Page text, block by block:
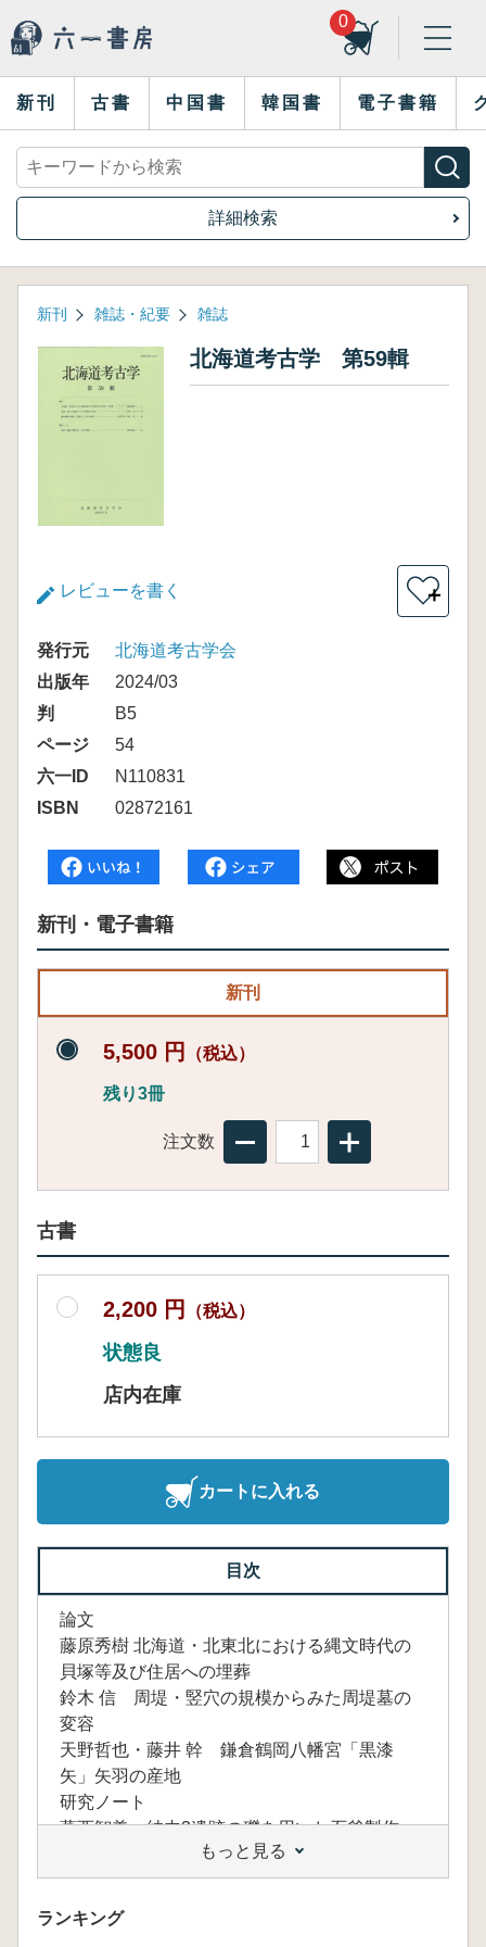
0
新刊 古書 中国書 韓国書 電子書籍
詳細検索
新刊 雑誌・紀要 雑誌
北海道考古学 第59輯
レビューを書く ＋
発行元
北海道考古学会
出版年
2024/03
判
B5
ページ
54
六一ID
N110831
ISBN
02872161
新刊・電子書籍
新刊
5,500 円 （税込）
残り3冊
注文数
古書
2,200 円 （税込）
状態良
店内在庫
カートに入れる
目次
論文
藤原秀樹 北海道・北東北における縄文時代の
貝塚等及び住居への埋葬
鈴木 信 周堤・竪穴の規模からみた周堤墓の
変容
天野哲也・藤井 幹 鎌倉鶴岡八幡宮「黒漆
矢」矢羽の産地
研究ノート
葛西智義 納内3遺跡の礫を用いた石斧製作
もっと見る
ランキング